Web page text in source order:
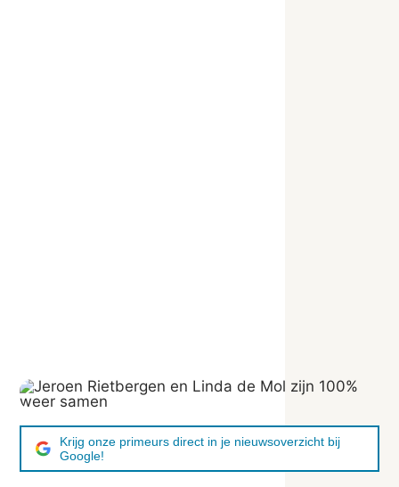
Krijg onze primeurs direct in je nieuwsoverzicht bij
Google!